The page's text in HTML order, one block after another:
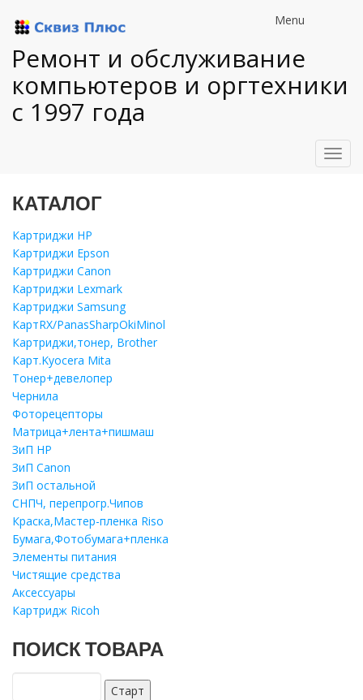
Ремонт и обслуживание
компьютеров и оргтехники
с 1997 года
Menu
КАТАЛОГ
Картриджи HP
Картриджи Epson
Картриджи Canon
Картриджи Lexmark
Картриджи Samsung
КартRX/PanasSharpOkiMinol
Картриджи,тонер, Brother
Карт.Kyocera Mita
Тонер+девелопер
Чернила
Фоторецепторы
Матрица+лента+пишмаш
ЗиП HP
ЗиП Саnon
ЗиП остальной
СНПЧ, перепрогр.Чипов
Краска,Мастер-пленка Riso
Бумага,Фотобумага+пленка
Элементы питания
Чистящие средства
Аксессуары
Картридж Ricoh
ПОИСК ТОВАРА